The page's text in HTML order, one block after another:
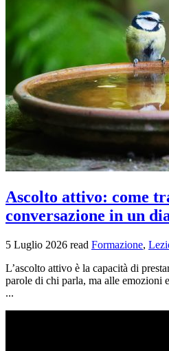
Ascolto attivo: come
conversazione in un
5 Luglio 2026 read Formazione,
L’ascolto attivo è la capacità di
parole di chi parla, ma alle emozioni
...